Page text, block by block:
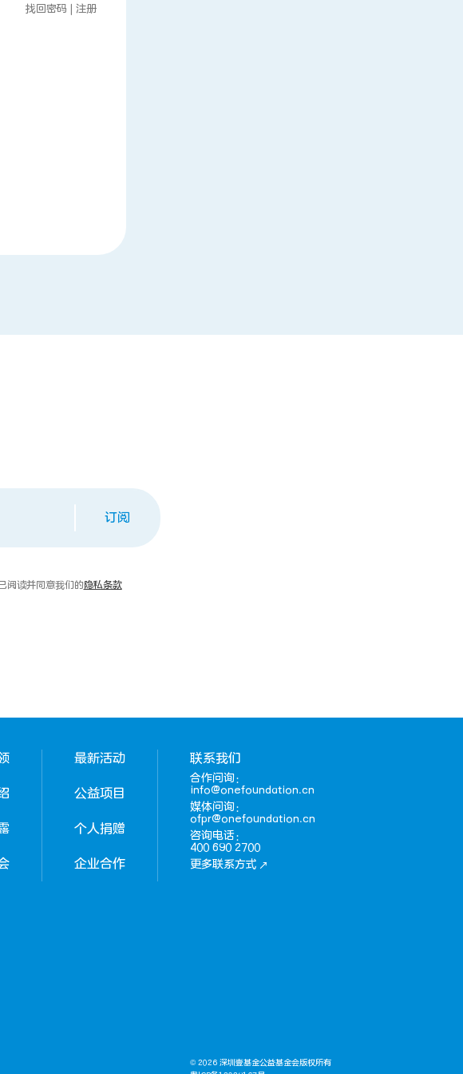
找回密码 |注册
订阅
阅读并同意我们的隐私条款
最新活动
公益项目
个人捐赠
企业合作
联系我们
合作问询：
info@onefoundation.cn
媒体问询：
ofpr@onefoundation.cn
咨询电话：
400 690 2700
更多联系方式
© 2026 深圳壹基金公益基金会版权所有